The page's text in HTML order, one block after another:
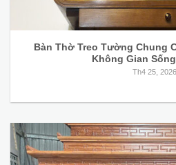
Bàn Thờ Treo Tường Chung
Không Gian
Th4 25, 2026